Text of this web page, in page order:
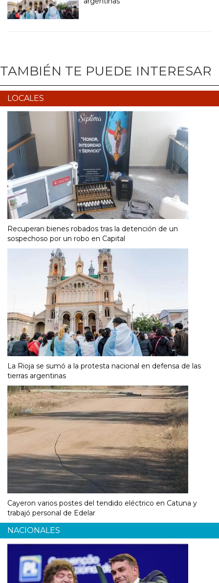
TAMBIÉN TE PUEDE INTERESAR
LOCALES
Recuperan bienes robados tras la detención de un
sospechoso por un robo en Capital
La Rioja se sumó a la protesta nacional en defensa de las
tierras argentinas
Cayeron varios postes del tendido eléctrico en Catuna y
trabajó personal de Edelar
NACIONALES